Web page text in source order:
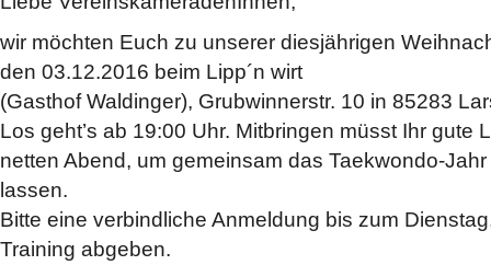
wir möchten Euch zu unserer diesjährigen
den 03.12.2016 beim Lipp´n wirt
(Gasthof Waldinger), Grubwinnerstr. 10 in 85283
Los geht’s ab 19:00 Uhr. Mitbringen müsst Ihr gute
netten Abend, um gemeinsam das Taekwondo-
lassen.
Bitte eine verbindliche Anmeldung bis zum
Training abgeben.